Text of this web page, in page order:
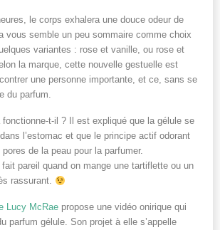
le corps exhalera une douce odeur de
vous semble un peu sommaire comme choix
variantes : rose et vanille, ou rose et
la marque, cette nouvelle gestuelle est
une personne importante, et ce, sans se
du parfum.
t-il ? Il est expliqué que la gélule se
l’estomac et que le principe actif odorant
de la peau pour la parfumer.
pareil quand on mange une tartiflette ou un
rassurant.
Lucy McRae propose une vidéo onirique qui
parfum gélule. Son projet à elle s’appelle